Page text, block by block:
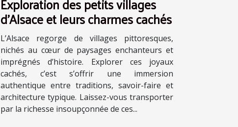
d'Alsace et leurs charmes cachés
L’Alsace regorge de villages pittoresques,
nichés au cœur de paysages enchanteurs et
imprégnés d’histoire. Explorer ces joyaux
cachés, c’est s’offrir une immersion
authentique entre traditions, savoir-faire et
architecture typique. Laissez-vous transporter
par la richesse insoupçonnée de ces...